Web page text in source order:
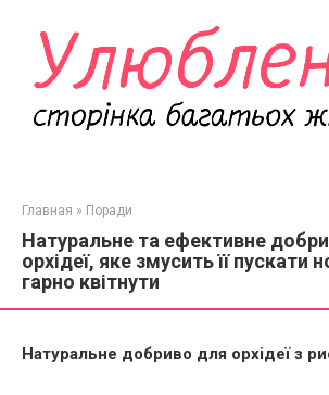
контенту
Главная » Поради
Натуральне та ефективне
орхідеї, яке змусить її пускати
гарно квітнути
Натуральне добриво для орхідеї з